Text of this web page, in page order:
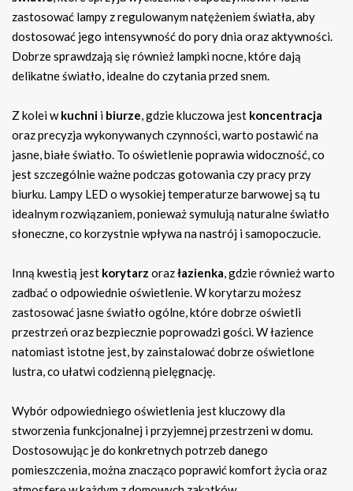
zastosować lampy z regulowanym natężeniem światła, aby
dostosować jego intensywność do pory dnia oraz aktywności.
Dobrze sprawdzają się również lampki nocne, które dają
delikatne światło, idealne do czytania przed snem.
Z kolei wkuchni i biurze, gdzie kluczowa jest koncentracja
oraz precyzja wykonywanych czynności, warto postawić na
jasne, białe światło. To oświetlenie poprawia widoczność, co
jest szczególnie ważne podczas gotowania czy pracy przy
biurku. Lampy LED o wysokiej temperaturze barwowej są tu
idealnym rozwiązaniem, ponieważ symulują naturalne światło
słoneczne, co korzystnie wpływa na nastrój i samopoczucie.
Inną kwestią jest korytarz orazłazienka, gdzie również warto
zadbać o odpowiednie oświetlenie. W korytarzu możesz
zastosować jasne światło ogólne, które dobrze oświetli
przestrzeń oraz bezpiecznie poprowadzi gości. W łazience
natomiast istotne jest, by zainstalować dobrze oświetlone
lustra, co ułatwi codzienną pielęgnację.
Wybór odpowiedniego oświetlenia jest kluczowy dla
stworzenia funkcjonalnej i przyjemnej przestrzeni w domu.
Dostosowując je do konkretnych potrzeb danego
pomieszczenia, można znacząco poprawić komfort życia oraz